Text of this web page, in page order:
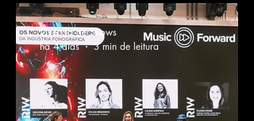
Vivendo de Shows
há 4 dias
3 min de leitura